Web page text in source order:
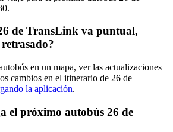
de TransLink va puntual,
en un mapa, ver las actualizaciones
cambios en el itinerario de 26 de
la aplicación.
el próximo autobús 26 de